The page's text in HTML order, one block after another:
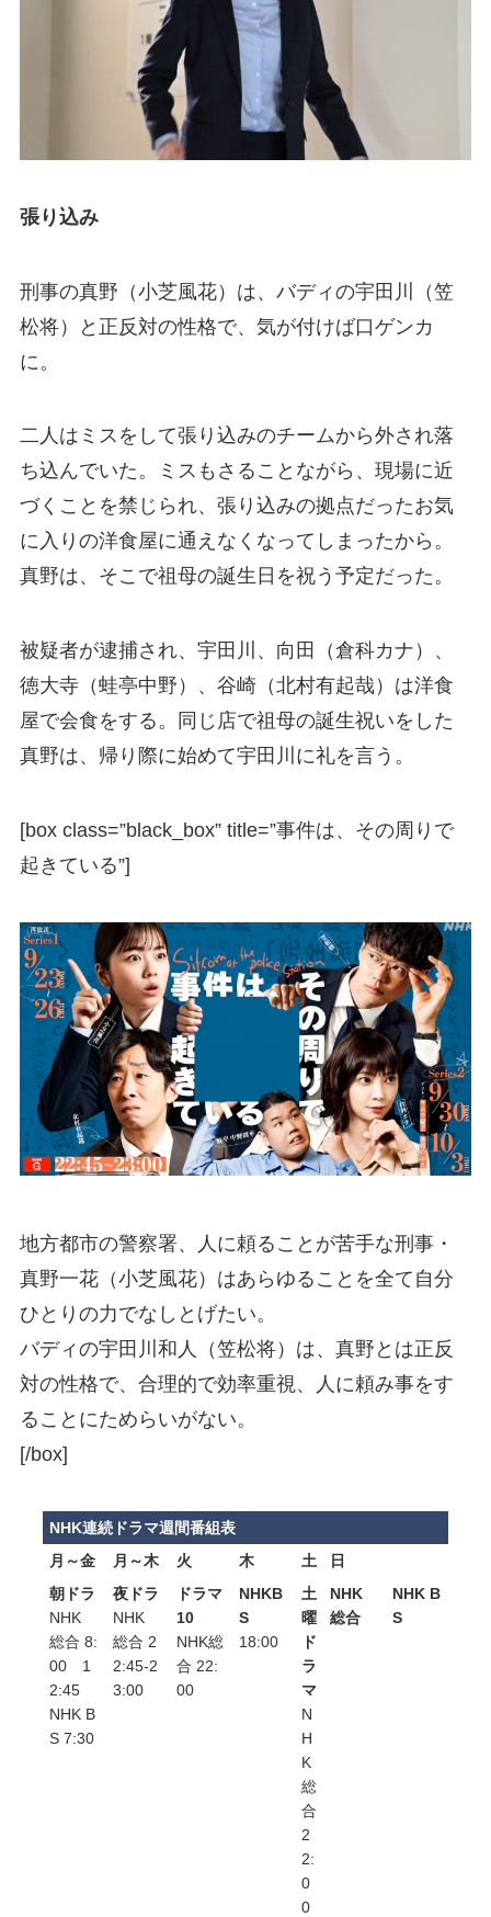
張り込み
刑事の真野（小芝風花）は、バディの宇田川（笠
松将）と正反対の性格で、気が付けば口ゲンカ
に。
二人はミスをして張り込みのチームから外され落
ち込んでいた。ミスもさることながら、現場に近
づくことを禁じられ、張り込みの拠点だったお気
に入りの洋食屋に通えなくなってしまったから。
真野は、そこで祖母の誕生日を祝う予定だった。
被疑者が逮捕され、宇田川、向田（倉科カナ）、
徳大寺（蛙亭中野）、谷崎（北村有起哉）は洋食
屋で会食をする。同じ店で祖母の誕生祝いをした
真野は、帰り際に始めて宇田川に礼を言う。
[box class=”black_box” title=”事件は、その周りで
起きている”]
地方都市の警察署、人に頼ることが苦手な刑事・
真野一花（小芝風花）はあらゆることを全て自分
ひとりの力でなしとげたい。
バディの宇田川和人（笠松将）は、真野とは正反
対の性格で、合理的で効率重視、人に頼み事をす
ることにためらいがない。
[/box]
NHK連続ドラマ週間番組表
月～金
月～木 火 木 土
日
朝ドラ
NHK
総合 8:
00 1
2:45
NHK B
S 7:30
夜ドラ
NHK
総合 2
2:45-2
3:00
ドラマ
10
NHK総
合 22:
00
NHKB
S
18:00
土
曜
ド
ラ
マ
N
H
K
総
合
2
2:
0
0
NHK
総合
NHK B
S